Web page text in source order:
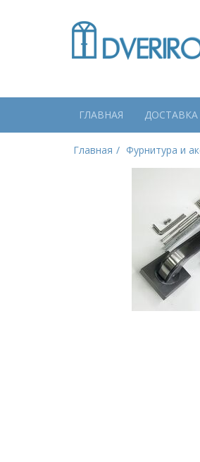
ГЛАВНАЯ ДОСТАВКА
Главная Фурнитура и